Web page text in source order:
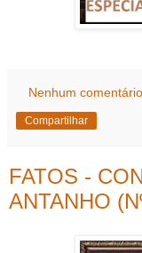
Nenhum
Compartilhar
FATOS -
ANTANHO